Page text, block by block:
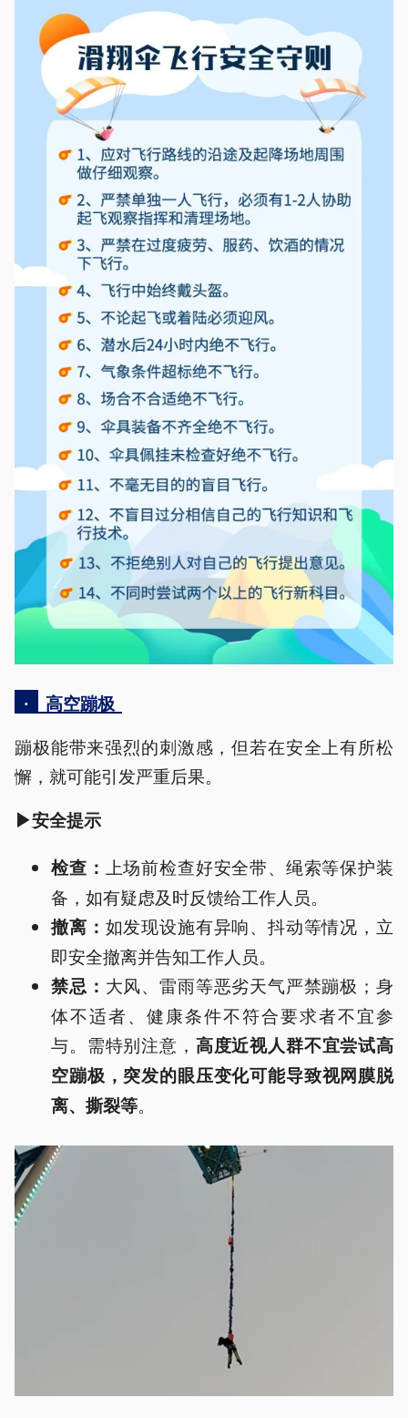
·
高空蹦极
蹦极能带来强烈的刺激感，但若在安全上有所松
懈，就可能引发严重后果。
▶安全提示
检查： 上场前检查好安全带、绳索等保护装
备，如有疑虑及时反馈给工作人员。
撤离： 如发现设施有异响、抖动等情况，立
即安全撤离并告知工作人员。
禁忌： 大风、雷雨等恶劣天气严禁蹦极；身
体不适者、健康条件不符合要求者不宜参
与。需特别注意， 高度近视人群不宜尝试高
空蹦极，突发的眼压变化可能导致视网膜脱
离、撕裂等。